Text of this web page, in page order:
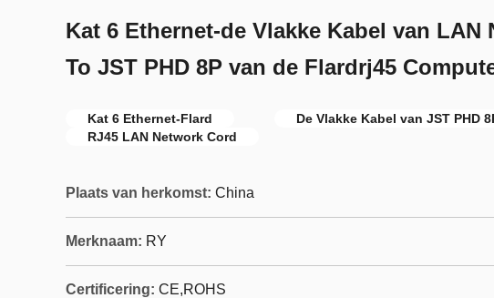
Kat 6 Ethernet-de Vlakke Kabel van LAN
To JST PHD 8P van de Flardrj45
Kat 6 Ethernet-Flard
De Vlakke Kabel van JST PHD
RJ45 LAN Network Cord
Plaats van herkomst: China
Merknaam: RY
Certificering: CE,ROHS